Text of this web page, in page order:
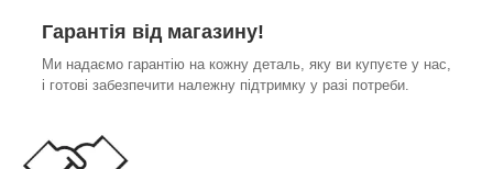
Гарантія від магазину!
Ми надаємо гарантію на кожну деталь, яку ви купуєте у нас,
і готові забезпечити належну підтримку у разі потреби.